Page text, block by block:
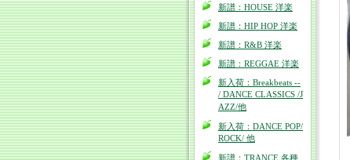
新譜：HOUSE 洋楽
新譜：HIP HOP 洋楽
新譜：R&B 洋楽
新譜：REGGAE 洋楽
新入荷：Breakbeats --
/ DANCE CLASSICS /J
AZZ/他
新入荷：DANCE POP/
ROCK/ 他
新譜：TRANCE 各種